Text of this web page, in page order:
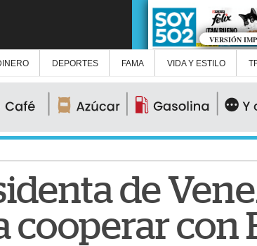
VERSIÓN
DEPORTES FAMA VIDA Y ESTILO
de
cooperar con